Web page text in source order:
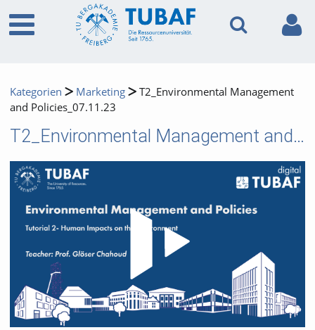
Kategorien Marketing
T2_Environmental Management
and Policies_07.11.23
T2_Environmental Management and Policies_07.11.23